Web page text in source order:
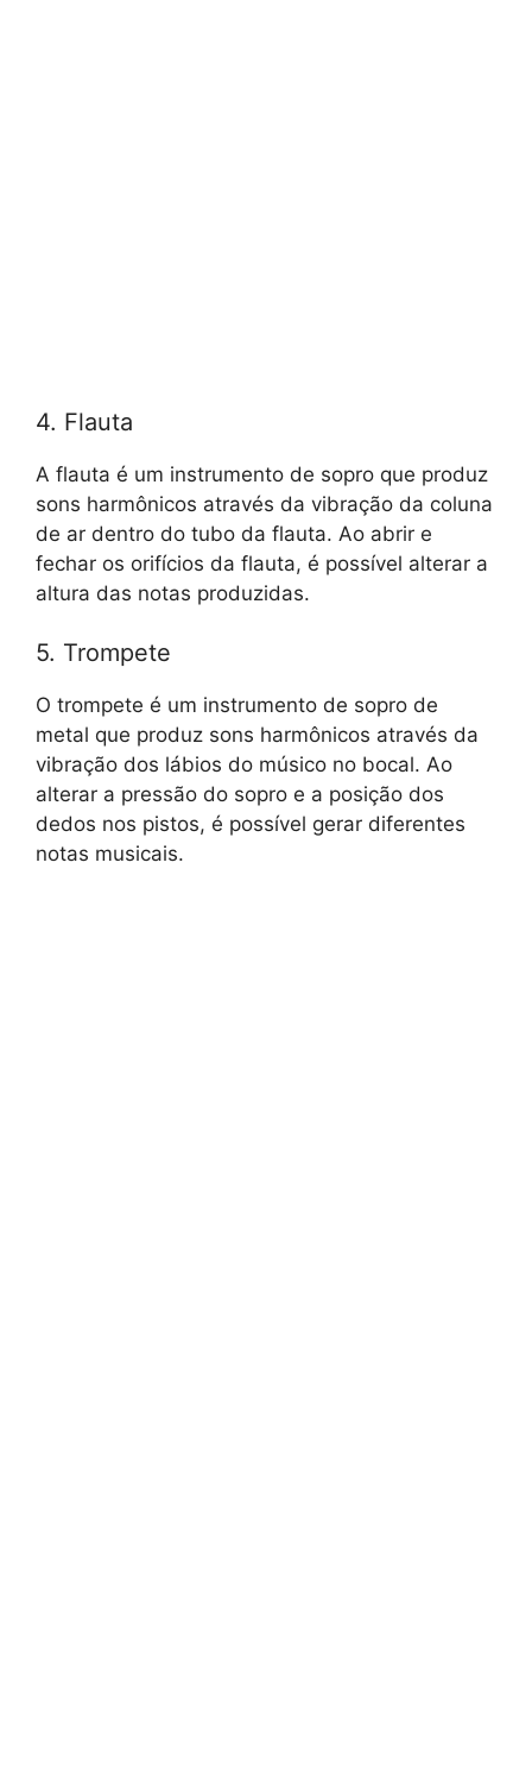
4. Flauta
A flauta é um instrumento de sopro que produz
sons harmônicos através da vibração da coluna
de ar dentro do tubo da flauta. Ao abrir e
fechar os orifícios da flauta, é possível alterar a
altura das notas produzidas.
5. Trompete
O trompete é um instrumento de sopro de
metal que produz sons harmônicos através da
vibração dos lábios do músico no bocal. Ao
alterar a pressão do sopro e a posição dos
dedos nos pistos, é possível gerar diferentes
notas musicais.